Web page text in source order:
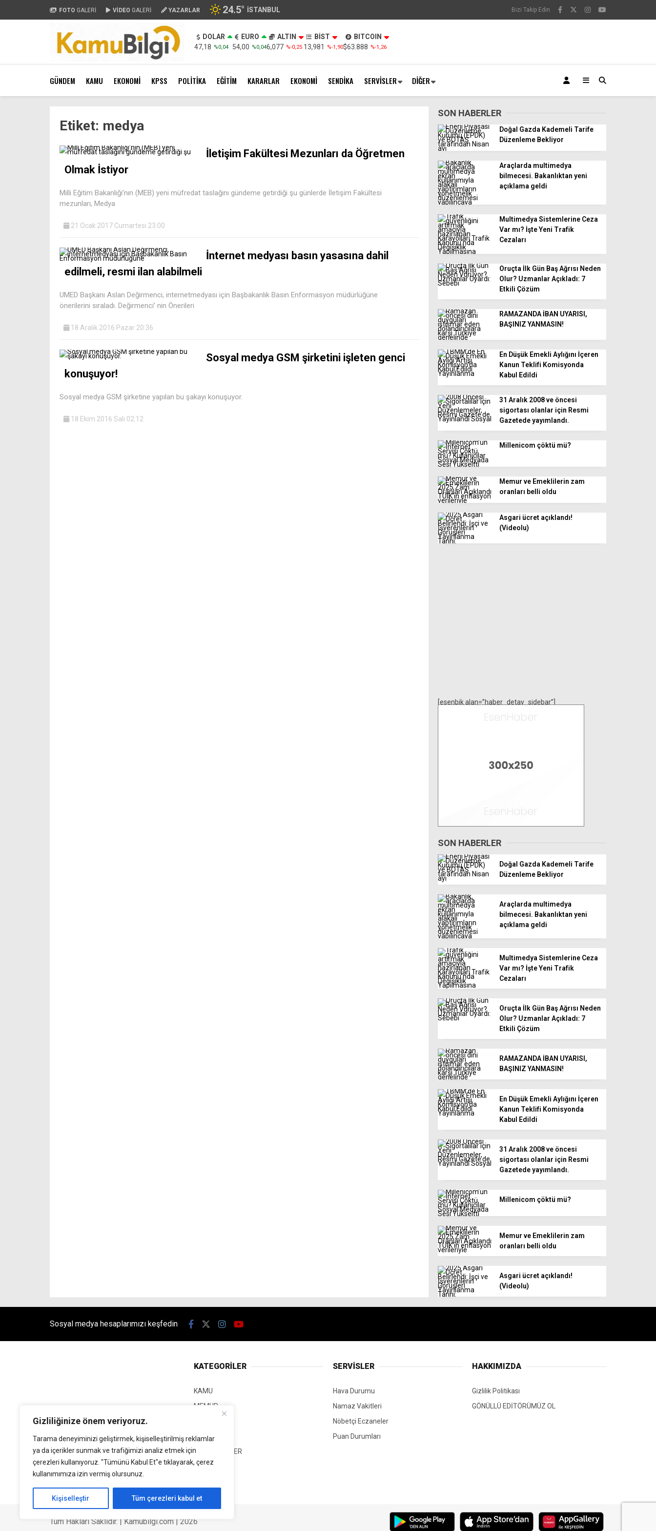
Gizliliğinize önem veriyoruz.
Tarama deneyiminizi geliştirmek, kişiselleştirilmiş reklamlar
ya da içerikler sunmak ve trafiğimizi analiz etmek için
çerezleri kullanıyoruz. "Tümünü Kabul Et"e tıklayarak, çerez
kullanımımıza izin vermiş olursunuz.
Kişiselleştir Tüm çerezleri kabul et
FOTO GALERİ VİDEO GALERİ YAZARLAR 24.5° İSTANBUL Bizi Takip Edin
DOLAR
47,18 %0,04
EURO
54,00 %0,04
ALTIN
6,077 %-0,25
BİST
13,981
%-1,90
BITCOIN
$63.888 %-1,26
GÜNDEM KAMU EKONOMİ KPSS POLİTİKA EĞİTİM KARARLAR EKONOMİ SENDİKA SERVİSLER DİĞER
Etiket: medya
İletişim Fakültesi Mezunları da Öğretmen
Olmak İstiyor
Milli Eğitim Bakanlığı’nın (MEB) yeni müfredat taslağını gündeme getirdiği şu günlerde İletişim Fakültesi
mezunları, Medya
21 Ocak 2017 Cumartesi 23:00
İnternet medyası basın yasasına dahil
edilmeli, resmi ilan alabilmeli
UMED Başkanı Aslan Değirmenci, internetmedyası için Başbakanlık Basın Enformasyon müdürlüğüne
önerilerini sıraladı. Değirmenci’ nin Önerileri
18 Aralık 2016 Pazar 20:36
Sosyal medya GSM şirketini işleten genci
konuşuyor!
Sosyal medya GSM şirketine yapılan bu şakayı konuşuyor.
18 Ekim 2016 Salı 02:12
SON HABERLER
Doğal Gazda Kademeli Tarife
Düzenleme Bekliyor
Araçlarda multimedya
bilmecesi. Bakanlıktan yeni
açıklama geldi
Multimedya Sistemlerine Ceza
Var mı? İşte Yeni Trafik
Cezaları
Oruçta İlk Gün Baş Ağrısı Neden
Olur? Uzmanlar Açıkladı: 7
Etkili Çözüm
RAMAZANDA İBAN UYARISI,
BAŞINIZ YANMASIN!
En Düşük Emekli Aylığını İçeren
Kanun Teklifi Komisyonda
Kabul Edildi
31 Aralık 2008 ve öncesi
sigortası olanlar için Resmi
Gazetede yayımlandı.
Millenicom çöktü mü?
Memur ve Emeklilerin zam
oranları belli oldu
Asgari ücret açıklandı!
(Videolu)
[esenbik alan=”haber_detay_sidebar”]
SON HABERLER
Doğal Gazda Kademeli Tarife
Düzenleme Bekliyor
Araçlarda multimedya
bilmecesi. Bakanlıktan yeni
açıklama geldi
Multimedya Sistemlerine Ceza
Var mı? İşte Yeni Trafik
Cezaları
Oruçta İlk Gün Baş Ağrısı Neden
Olur? Uzmanlar Açıkladı: 7
Etkili Çözüm
RAMAZANDA İBAN UYARISI,
BAŞINIZ YANMASIN!
En Düşük Emekli Aylığını İçeren
Kanun Teklifi Komisyonda
Kabul Edildi
31 Aralık 2008 ve öncesi
sigortası olanlar için Resmi
Gazetede yayımlandı.
Millenicom çöktü mü?
Memur ve Emeklilerin zam
oranları belli oldu
Asgari ücret açıklandı!
(Videolu)
Sosyal medya hesaplarımızı keşfedin
KATEGORİLER
KAMU
MEMUR
EĞİTİM
GÜNCEL HABER
SİYASET
SERVİSLER
Hava Durumu
Namaz Vakitleri
Nöbetçi Eczaneler
Puan Durumları
HAKKIMIZDA
Gizlilik Politikası
GÖNÜLLÜ EDİTÖRÜMÜZ OL
Tüm Hakları Saklıdır. | Kamubilgi.com | 2026